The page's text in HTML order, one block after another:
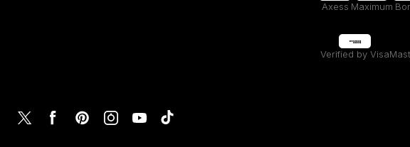
Axess Maximum
Verified by Visa